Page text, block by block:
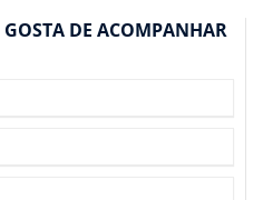
DE ACOMPANHAR